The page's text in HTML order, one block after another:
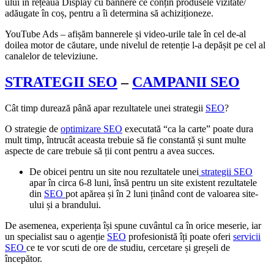
ului în rețeaua Display cu bannere ce conțin produsele vizitate/
adăugate în coș, pentru a îi determina să achiziționeze.
YouTube Ads – afișăm bannerele și video-urile tale în cel de-al
doilea motor de căutare, unde nivelul de retenție l-a depășit pe cel al
canalelor de televiziune.
STRATEGII SEO – CAMPANII SEO
Cât timp durează până apar rezultatele unei strategii SEO?
O strategie de optimizare SEO executată “ca la carte” poate dura
mult timp, întrucât aceasta trebuie să fie constantă și sunt multe
aspecte de care trebuie să ții cont pentru a avea succes.
De obicei pentru un site nou rezultatele unei strategii SEO
apar în circa 6-8 luni, însă pentru un site existent rezultatele
din SEO pot apărea și în 2 luni ținând cont de valoarea site-
ului și a brandului.
De asemenea, experiența își spune cuvântul ca în orice meserie, iar
un specialist sau o agenție SEO profesionistă îți poate oferi servicii
SEO ce te vor scuti de ore de studiu, cercetare și greșeli de
începător.